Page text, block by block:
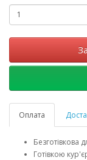
Оплата
Безготівкова
Готівкою